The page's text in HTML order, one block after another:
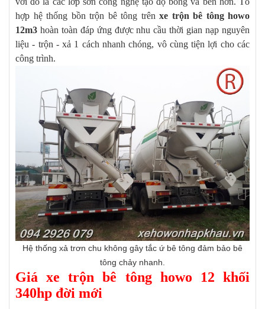
hợp hệ thống bồn trộn bê tông trên xe trộn bê tông howo
12m3 hoàn toàn đáp ứng được nhu cầu thời gian nạp nguyên
liệu - trộn - xả 1 cách nhanh chóng, vô cùng tiện lợi cho các
công trình.
Hệ thống xả trơn chu không gây tắc ứ bê tông đảm bảo bê
tông chảy nhanh.
Giá xe trộn bê tông howo 12 khối
340hp đời mới